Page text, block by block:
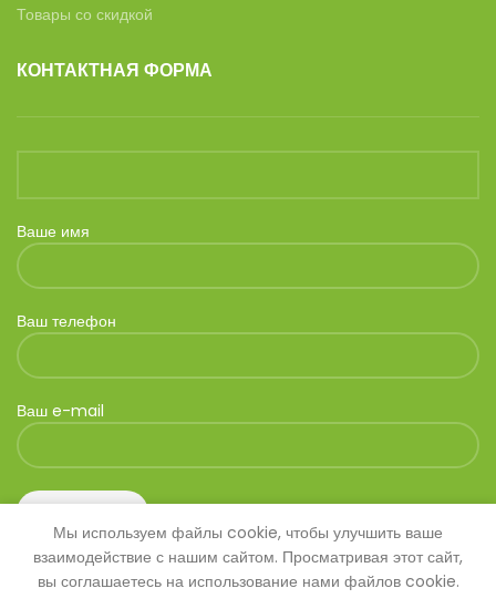
Товары со скидкой
КОНТАКТНАЯ ФОРМА
Ваше имя
Ваш телефон
Ваш e-mail
Мы используем файлы cookie, чтобы улучшить ваше
взаимодействие с нашим сайтом. Просматривая этот сайт,
вы соглашаетесь на использование нами файлов cookie.